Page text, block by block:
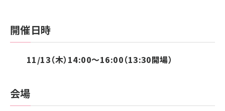
開催日時
11/13（木）14:00～16:00（13:30開場）
会場